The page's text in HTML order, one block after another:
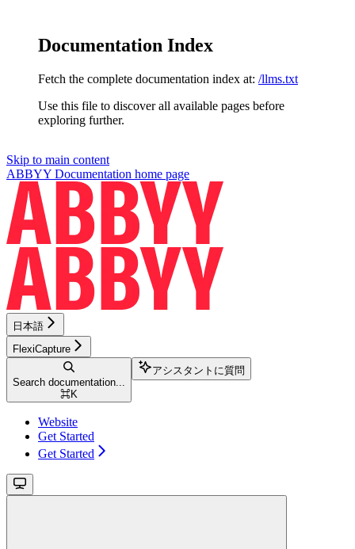
Documentation Index
Fetch the complete documentation index at: /llms.txt
Use this file to discover all available pages before
exploring further.
Skip to main content
ABBYY Documentation home page
日本語
FlexiCapture
Search documentation...
⌘K
アシスタントに質問
Website
Get Started
Get Started